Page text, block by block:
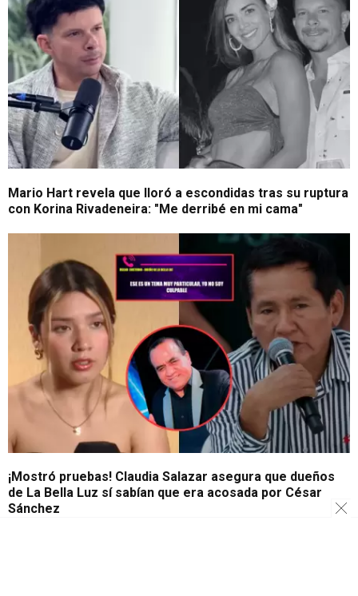
Mario Hart revela que lloró a escondidas tras su ruptura
con Korina Rivadeneira: "Me derribé en mi cama"
¡Mostró pruebas! Claudia Salazar asegura que dueños
de La Bella Luz sí sabían que era acosada por César
Sánchez